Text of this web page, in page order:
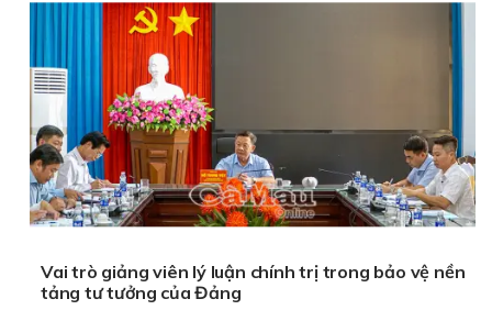
Vai trò giảng viên lý luận chính trị trong bảo vệ nền
tảng tư tưởng của Đảng